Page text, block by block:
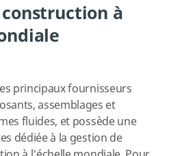
à
principaux fournisseurs
assemblages et
fluides, et possède une
dédiée à la gestion de